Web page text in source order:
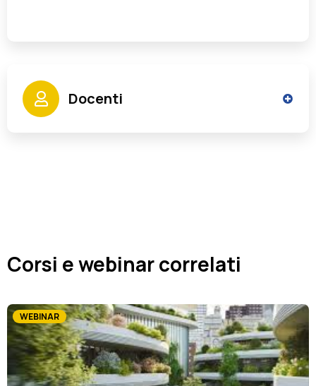
Docenti
Corsi e webinar correlati
WEBINAR